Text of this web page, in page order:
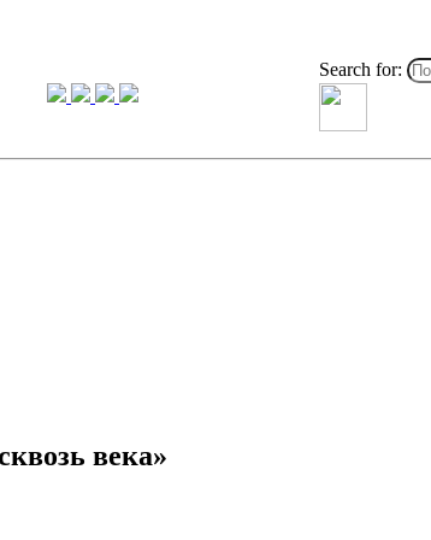
Search for:
века»